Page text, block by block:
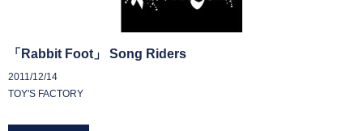
「Rabbit Foot」 Song Riders
2011/12/14
TOY'S FACTORY